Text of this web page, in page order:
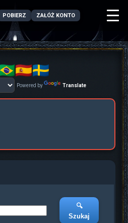
POBIERZ ZAŁÓŻ KONTO
Powered by Translate
🔍
Szukaj